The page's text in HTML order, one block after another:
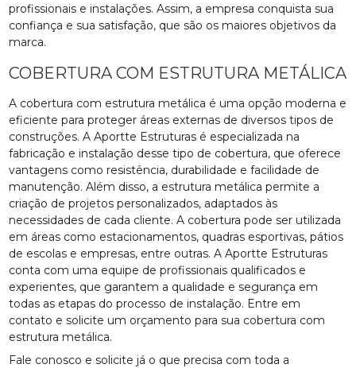
profissionais e instalações. Assim, a empresa conquista sua
confiança e sua satisfação, que são os maiores objetivos da
marca.
COBERTURA COM ESTRUTURA METÁLICA
A cobertura com estrutura metálica é uma opção moderna e
eficiente para proteger áreas externas de diversos tipos de
construções. A Aportte Estruturas é especializada na
fabricação e instalação desse tipo de cobertura, que oferece
vantagens como resistência, durabilidade e facilidade de
manutenção. Além disso, a estrutura metálica permite a
criação de projetos personalizados, adaptados às
necessidades de cada cliente. A cobertura pode ser utilizada
em áreas como estacionamentos, quadras esportivas, pátios
de escolas e empresas, entre outras. A Aportte Estruturas
conta com uma equipe de profissionais qualificados e
experientes, que garantem a qualidade e segurança em
todas as etapas do processo de instalação. Entre em
contato e solicite um orçamento para sua cobertura com
estrutura metálica.
Fale conosco e solicite já o que precisa com toda a